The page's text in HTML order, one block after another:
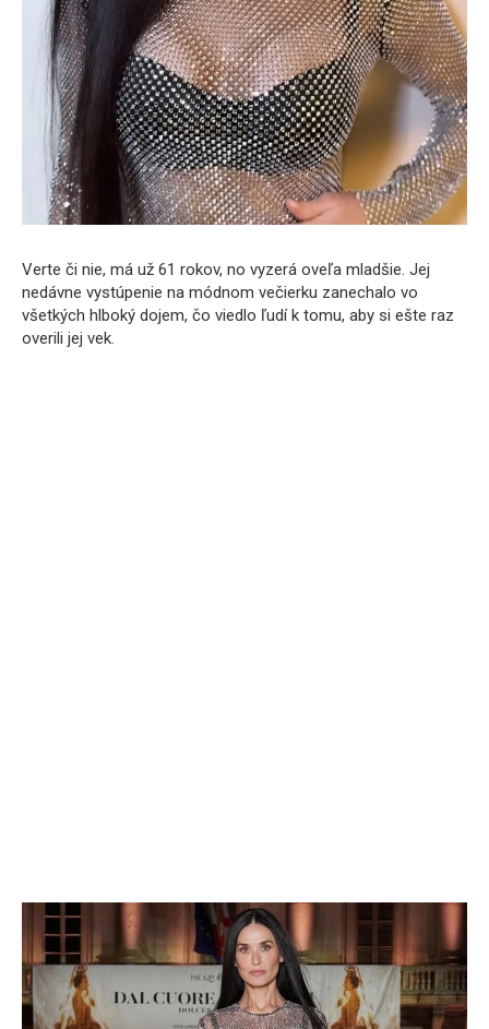
Verte či nie, má už 61 rokov, no vyzerá oveľa mladšie. Jej
nedávne vystúpenie na módnom večierku zanechalo vo
všetkých hlboký dojem, čo viedlo ľudí k tomu, aby si ešte raz
overili jej vek.